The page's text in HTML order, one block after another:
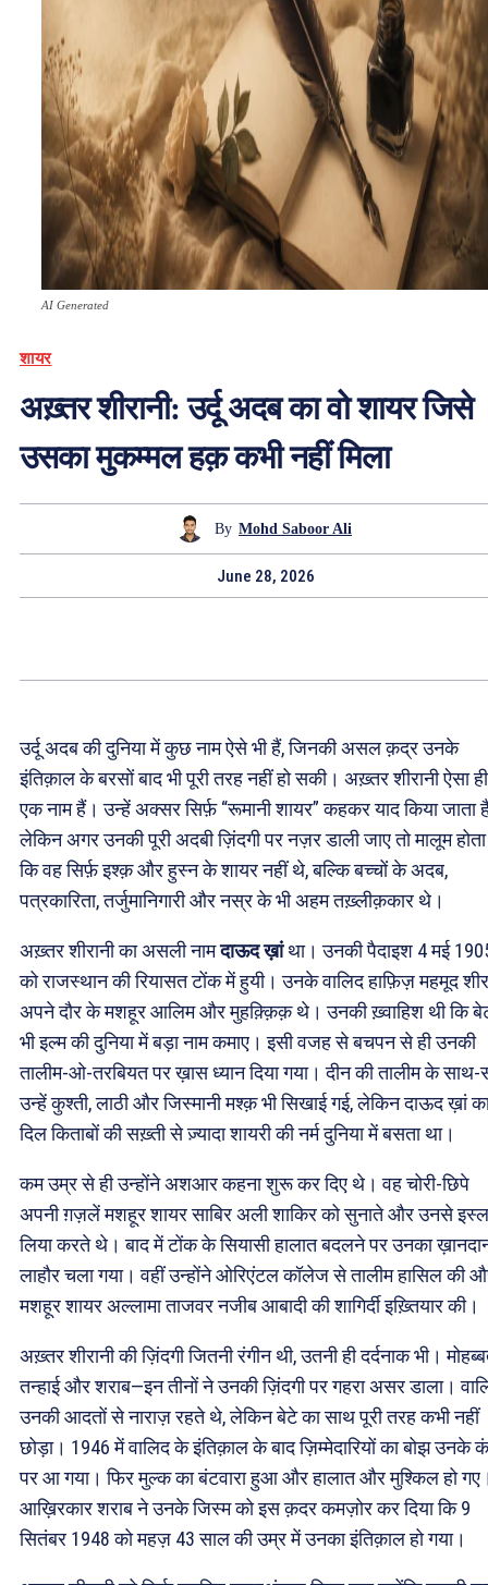
AI Generated
शायर
अख़्तर शीरानी: उर्दू अदब का वो शायर जिसे
उसका मुकम्मल हक़ कभी नहीं मिला
By Mohd Saboor Ali
June 28, 2026
उर्दू अदब की दुनिया में कुछ नाम ऐसे भी हैं, जिनकी असल क़द्र उनके
इंतिक़ाल के बरसों बाद भी पूरी तरह नहीं हो सकी। अख़्तर शीरानी ऐसा ही
एक नाम हैं। उन्हें अक्सर सिर्फ़ “रूमानी शायर” कहकर याद किया जाता
लेकिन अगर उनकी पूरी अदबी ज़िंदगी पर नज़र डाली जाए तो मालूम
कि वह सिर्फ़ इश्क़ और हुस्न के शायर नहीं थे, बल्कि बच्चों के अदब,
पत्रकारिता, तर्जुमानिगारी और नस्र के भी अहम तख़्लीक़कार थे।
अख़्तर शीरानी का असली नामदाऊद ख़ांथा। उनकी पैदाइश 4 मई
को राजस्थान की रियासत टोंक में हुयी। उनके वालिद हाफ़िज़ महमूद
अपने दौर के मशहूर आलिम और मुहक़्क़िक़ थे। उनकी ख़्वाहिश थी कि
भी इल्म की दुनिया में बड़ा नाम कमाए। इसी वजह से बचपन से ही उनकी
तालीम-ओ-तरबियत पर ख़ास ध्यान दिया गया। दीन की तालीम के साथ-
उन्हें कुश्ती, लाठी और जिस्मानी मश्क़ भी सिखाई गई, लेकिन दाऊद ख़ां
दिल किताबों की सख़्ती से ज़्यादा शायरी की नर्म दुनिया में बसता था।
कम उम्र से ही उन्होंने अशआर कहना शुरू कर दिए थे। वह चोरी-छिपे
अपनी ग़ज़लें मशहूर शायर साबिर अली शाकिर को सुनाते और उनसे
लिया करते थे। बाद में टोंक के सियासी हालात बदलने पर उनका
लाहौर चला गया। वहीं उन्होंने ओरिएंटल कॉलेज से तालीम हासिल की
मशहूर शायर अल्लामा ताजवर नजीब आबादी की शागिर्दी इख़्तियार की।
अख़्तर शीरानी की ज़िंदगी जितनी रंगीन थी, उतनी ही दर्दनाक भी।
तन्हाई और शराब—इन तीनों ने उनकी ज़िंदगी पर गहरा असर डाला।
उनकी आदतों से नाराज़ रहते थे, लेकिन बेटे का साथ पूरी तरह कभी नहीं
छोड़ा। 1946 में वालिद के इंतिक़ाल के बाद ज़िम्मेदारियों का बोझ उनके
पर आ गया। फिर मुल्क का बंटवारा हुआ और हालात और मुश्किल हो
आख़िरकार शराब ने उनके जिस्म को इस क़दर कमज़ोर कर दिया कि 9
सितंबर 1948 को महज़ 43 साल की उम्र में उनका इंतिक़ाल हो गया।